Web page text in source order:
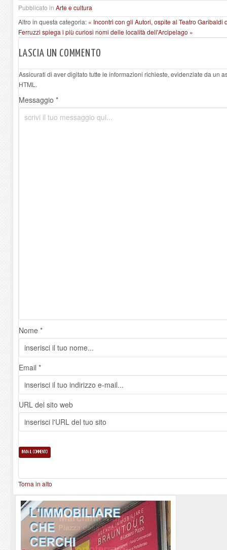
Pubblicato in Arte e cultura
Altro in questa categoria: « Incontri con gli Autori, ospite al Teatro
Ferruzzi spiega i più curiosi nomi delle località dell'Arcipelago »
LASCIA UN COMMENTO
Assicurati di aver digitato tutte le informazioni richieste, evidenziate da un
HTML.
Messaggio *
Nome *
Email *
URL del sito web
Torna in alto